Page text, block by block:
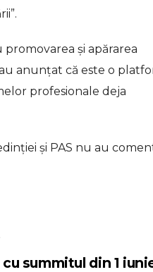
și apărarea
anunțat că este o
profesionale deja
și PAS nu au
summitul din 1